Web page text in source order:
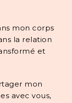
mon corps
la relation
et
mon
avec vous,